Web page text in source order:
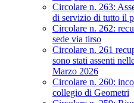
Circolare n. 263:
di servizio di tutto il
Circolare n. 262:
sede via tirso
Circolare n. 261
sono stati assenti
Marzo 2026
Circolare n. 260:
collegio di Geometri